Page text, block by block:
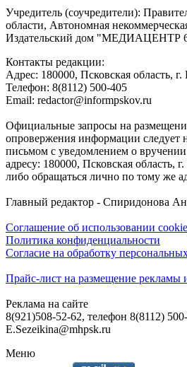
Учредитель (соучредители):
области, Автономная
Издательский дом "МЕДИАЦЕНТР
Контакты редакции:
Адреc: 180000, Псковская область,
Телефон: 8(8112) 500-405
Email: redactor@informpskov.ru
Официальные запросы на
опровержения информации следует
письмом с уведомлением о
адресу: 180000, Псковская область,
либо обращаться лично по тому же
Главный редактор - Спиридонова
Соглашение об использовании cookie
Политика конфиденциальности
Согласие на обработку
Прайс-лист на размещение рекламы
Реклама на сайте
8(921)508-52-62, телефон 8(8112)
E.Sezeikina@mhpsk.ru
Меню